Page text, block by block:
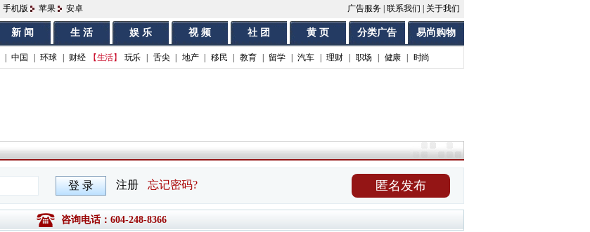
手机版 苹果 安卓 广告服务 联系我们 关于我们
新 闻 生 活 娱 乐 视 频 社 团 黄 页 分类广告 易尚购物
中国 环球 财经 【生活】 玩乐 舌尖 地产 移民 教育 留学 汽车 理财 职场 健康 时尚
匿名发布
咨询电话：604-248-8366